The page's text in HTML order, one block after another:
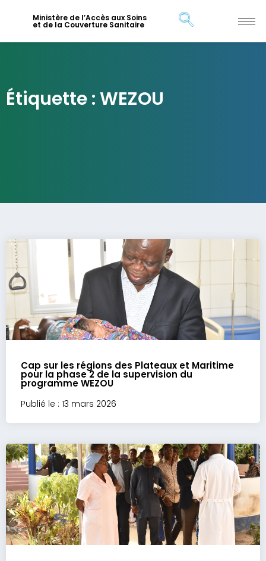
Ministère de l’Accès aux Soins
et de la Couverture Sanitaire
Étiquette : WEZOU
Cap sur les régions des Plateaux et Maritime
pour la phase 2 de la supervision du
programme WEZOU
Publié le : 13 mars 2026